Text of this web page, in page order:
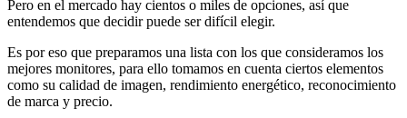
Pero en el mercado hay cientos o miles de opciones, así que
entendemos que decidir puede ser difícil elegir.
Es por eso que preparamos una lista con los que consideramos los
mejores monitores, para ello tomamos en cuenta ciertos elementos
como su calidad de imagen, rendimiento energético, reconocimiento
de marca y precio.